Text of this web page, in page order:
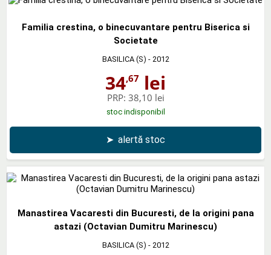
Familia crestina, o binecuvantare pentru Biserica si
Societate
BASILICA (S) - 2012
34,67 lei
PRP: 38,10 lei
stoc indisponibil
➤ alertă stoc
Manastirea Vacaresti din Bucuresti, de la origini pana
astazi (Octavian Dumitru Marinescu)
BASILICA (S) - 2012